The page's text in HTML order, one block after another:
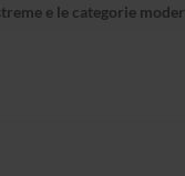
e le categorie